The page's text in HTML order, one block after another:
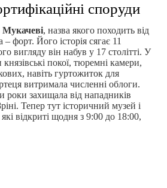
споруди
, назва якого походить від
форт. Його історія сягає 11
вигляду він набув у 17 столітті. У
князівські покої, тюремні камери,
навіть гуртожиток для
витримала численні облоги.
роки захищала від нападників
Тепер тут історичний музей і
відкриті щодня з 9:00 до 18:00,